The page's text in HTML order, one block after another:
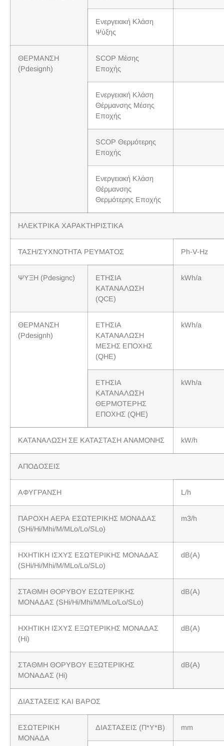
Ενεργειακή Κλάση
Ψύξης
ΘΕΡΜΑΝΣΗ
(Pdesignh)
SCOP Μέσης
Εποχής
Ενεργειακή Κλάση
Θέρμανσης Μέσης
Εποχής
SCOP Θερμότερης
Εποχής
Ενεργειακή Κλάση
Θέρμανσης
Θερμότερης Εποχής
ΗΛΕΚΤΡΙΚΑ ΧΑΡΑΚΤΗΡΙΣΤΙΚΑ
ΤΑΣΗ/ΣΥΧΝΟΤΗΤΑ ΡΕΥΜΑΤΟΣ Ph-V-Hz
ΨΥΞΗ (Pdesignc)
ΕΤΗΣΙΑ
ΚΑΤΑΝΑΛΩΣΗ
(QCE)
kWh/a
ΘΕΡΜΑΝΣΗ
(Pdesignh)
ΕΤΗΣΙΑ
ΚΑΤΑΝΑΛΩΣΗ
ΜΕΣΗΣ ΕΠΟΧΗΣ
(QHE)
kWh/a
ΕΤΗΣΙΑ
ΚΑΤΑΝΑΛΩΣΗ
ΘΕΡΜΟΤΕΡΗΣ
ΕΠΟΧΗΣ (QHE)
kWh/a
ΚΑΤΑΝΑΛΩΣΗ ΣΕ ΚΑΤΑΣΤΑΣΗ ΑΝΑΜΟΝΗΣ kW/h
ΑΠΟΔΟΣΕΙΣ
ΑΦΥΓΡΑΝΣΗ L/h
ΠΑΡΟΧΗ ΑΕΡΑ ΕΣΩΤΕΡΙΚΗΣ ΜΟΝΑΔΑΣ
(SHi/Hi/Mhi/M/MLo/Lo/SLo)
m3/h
ΗΧΗΤΙΚΗ ΙΣΧΥΣ ΕΣΩΤΕΡΙΚΗΣ ΜΟΝΑΔΑΣ
(SHi/Hi/Mhi/M/MLo/Lo/SLo)
dB(A)
ΣΤΑΘΜΗ ΘΟΡΥΒΟΥ ΕΣΩΤΕΡΙΚΗΣ
ΜΟΝΑΔΑΣ (SHi/Hi/Mhi/M/MLo/Lo/SLo)
dB(A)
ΗΧΗΤΙΚΗ ΙΣΧΥΣ ΕΞΩΤΕΡΙΚΗΣ ΜΟΝΑΔΑΣ
(Hi)
dB(A)
ΣΤΑΘΜΗ ΘΟΡΥΒΟΥ ΕΞΩΤΕΡΙΚΗΣ
ΜΟΝΑΔΑΣ (Hi)
dB(A)
ΔΙΑΣΤΑΣΕΙΣ ΚΑΙ ΒΑΡΟΣ
ΕΣΩΤΕΡΙΚΗ
ΜΟΝΑΔΑ
ΔΙΑΣΤΑΣΕΙΣ (Π*Υ*Β) mm